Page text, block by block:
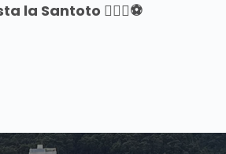
la Santoto 🤾🏼‍♂️⚽